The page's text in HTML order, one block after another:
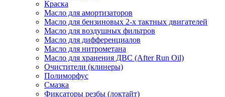
Краска
Масло для амортизаторов
Масло для бензиновых 2-х тактных двигателей
Масло для воздушных фильтров
Масло для дифференциалов
Масло для нитрометана
Масло для хранения ДВС (After Run Oil)
Очистители (клинеры)
Полиморфус
Смазка
Фиксаторы резбы (локтайт)